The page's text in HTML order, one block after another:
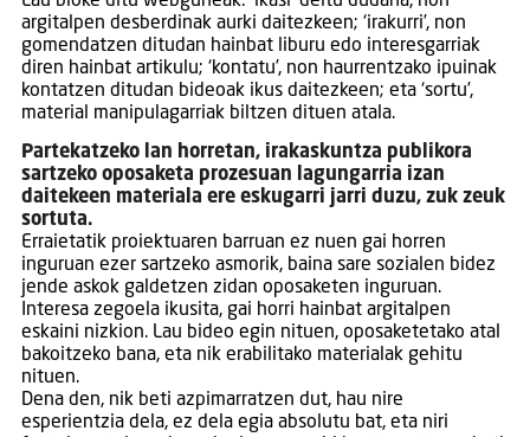
argitalpen desberdinak aurki daitezkeen; ‘irakurri’, non
gomendatzen ditudan hainbat liburu edo interesgarriak
diren hainbat artikulu; ‘kontatu’, non haurrentzako ipuinak
kontatzen ditudan bideoak ikus daitezkeen; eta ‘sortu’,
material manipulagarriak biltzen dituen atala.
Partekatzeko lan horretan, irakaskuntza publikora
sartzeko oposaketa prozesuan lagungarria izan
daitekeen materiala ere eskugarri jarri duzu, zuk zeuk
sortuta.
Erraietatik proiektuaren barruan ez nuen gai horren
inguruan ezer sartzeko asmorik, baina sare sozialen bidez
jende askok galdetzen zidan oposaketen inguruan.
Interesa zegoela ikusita, gai horri hainbat argitalpen
eskaini nizkion. Lau bideo egin nituen, oposaketetako atal
bakoitzeko bana, eta nik erabilitako materialak gehitu
nituen.
Dena den, nik beti azpimarratzen dut, hau nire
esperientzia dela, ez dela egia absolutu bat, eta niri